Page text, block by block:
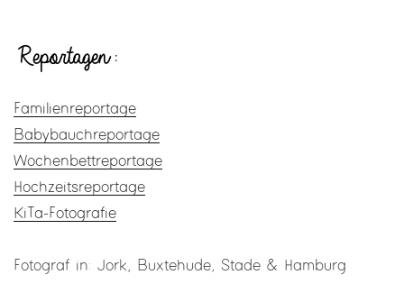
Reportagen:
Familienreportage
Babybauchreportage
Wochenbettreportage
Hochzeitsreportage
KiTa-Fotografie
Fotograf in: Jork, Buxtehude, Stade & Hamburg